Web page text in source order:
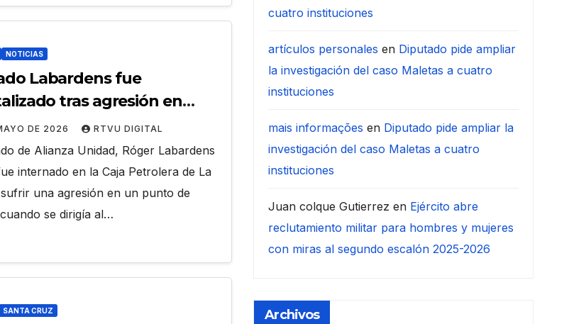
NOTICIAS
Labardens fue
tras agresión en
bloqueo
DE 2026 RTVU DIGITAL
de Alianza Unidad, Róger Labardens
internado en la Caja Petrolera de La
una agresión en un punto de
se dirigía al…
SANTA CRUZ
cuatro instituciones
artículos personales en Diputado pide ampliar
la investigación del caso Maletas a cuatro
instituciones
mais informações en Diputado pide ampliar la
investigación del caso Maletas a cuatro
instituciones
Juan colque Gutierrez en Ejército abre
reclutamiento militar para hombres y mujeres
con miras al segundo escalón 2025-2026
Archivos